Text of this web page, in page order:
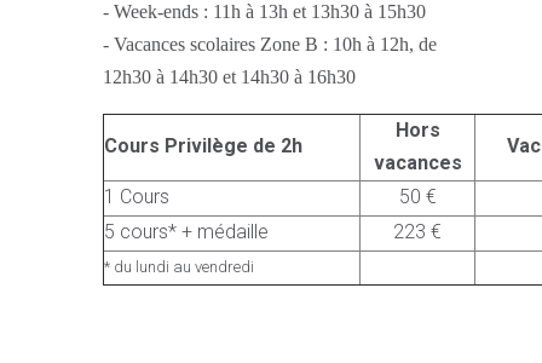
- Week-ends : 11h à 13h et 13h30 à 15h30
- Vacances scolaires Zone B : 10h à 12h, de
12h30 à 14h30 et 14h30 à 16h30
Cours Privilège de 2h
Hors
vacances
1 Cours
50 €
5 cours* + médaille
223 €
* du lundi au vendredi